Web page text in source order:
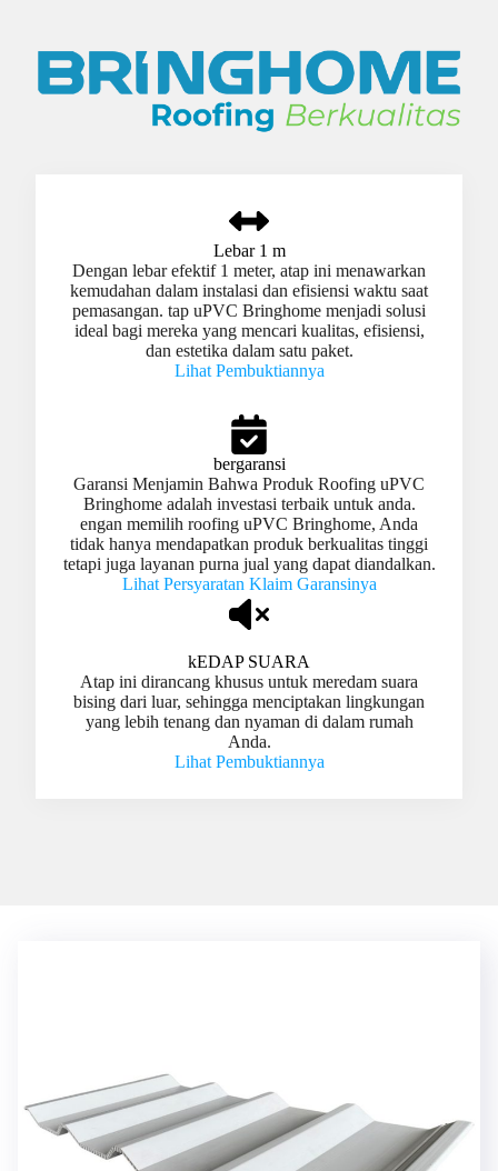
Lebar 1 m
Dengan lebar efektif 1 meter, atap ini menawarkan
kemudahan dalam instalasi dan efisiensi waktu saat
pemasangan. tap uPVC Bringhome menjadi solusi
ideal bagi mereka yang mencari kualitas, efisiensi,
dan estetika dalam satu paket.
Lihat Pembuktiannya
bergaransi
Garansi Menjamin Bahwa Produk Roofing uPVC
Bringhome adalah investasi terbaik untuk anda.
engan memilih roofing uPVC Bringhome, Anda
tidak hanya mendapatkan produk berkualitas tinggi
tetapi juga layanan purna jual yang dapat diandalkan.
Lihat Persyaratan Klaim Garansinya
kEDAP SUARA
Atap ini dirancang khusus untuk meredam suara
bising dari luar, sehingga menciptakan lingkungan
yang lebih tenang dan nyaman di dalam rumah
Anda.
Lihat Pembuktiannya